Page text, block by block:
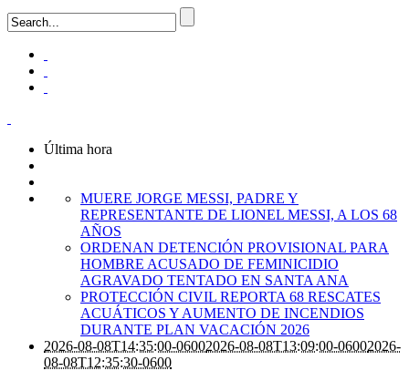
Última hora
MUERE JORGE MESSI, PADRE Y
REPRESENTANTE DE LIONEL MESSI, A LOS 68
AÑOS
ORDENAN DETENCIÓN PROVISIONAL PARA
HOMBRE ACUSADO DE FEMINICIDIO
AGRAVADO TENTADO EN SANTA ANA
PROTECCIÓN CIVIL REPORTA 68 RESCATES
ACUÁTICOS Y AUMENTO DE INCENDIOS
DURANTE PLAN VACACIÓN 2026
2026-08-08T14:35:00-06002026-08-08T13:09:00-06002026-
08-08T12:35:30-0600